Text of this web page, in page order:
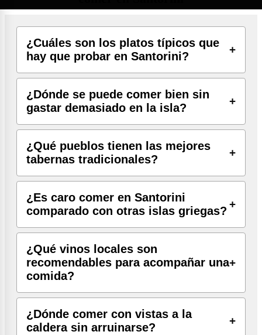
¿Cuáles son los platos típicos que
hay que probar en Santorini?
¿Dónde se puede comer bien sin
gastar demasiado en la isla?
¿Qué pueblos tienen las mejores
tabernas tradicionales?
¿Es caro comer en Santorini
comparado con otras islas griegas?
¿Qué vinos locales son
recomendables para acompañar una
comida?
¿Dónde comer con vistas a la
caldera sin arruinarse?